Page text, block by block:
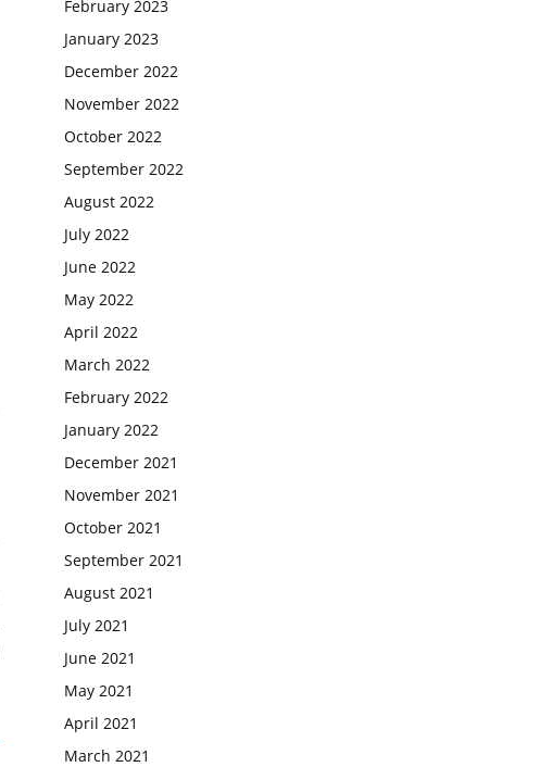
February 2023
January 2023
December 2022
November 2022
October 2022
September 2022
August 2022
July 2022
June 2022
May 2022
April 2022
March 2022
February 2022
January 2022
December 2021
November 2021
October 2021
September 2021
August 2021
July 2021
June 2021
May 2021
April 2021
March 2021